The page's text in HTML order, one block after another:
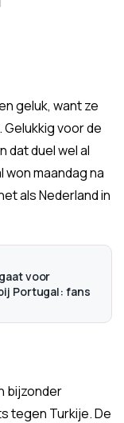
geluk, want ze
voor de
dat duel wel al
maandag na
als Nederland in
voor
Portugal: fans
bijzonder
tegen Turkije. De